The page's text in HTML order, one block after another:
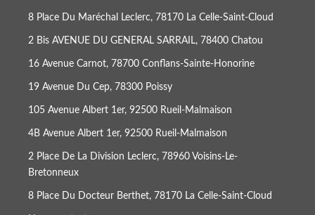
8 Place Du Maréchal Leclerc, 78170 La Celle-Saint-Cloud
2 Bis AVENUE DU GENERAL SARRAIL, 78400 Chatou
16 Avenue Carnot, 78700 Conflans-Sainte-Honorine
19 Avenue Du Cep, 78300 Poissy
105 Avenue Albert 1er, 92500 Rueil-Malmaison
4B Avenue Albert 1er, 92500 Rueil-Malmaison
2 Place De La Division Leclerc, 78960 Voisins-Le-
Bretonneux
8 Place Du Docteur Berthet, 78170 La Celle-Saint-Cloud